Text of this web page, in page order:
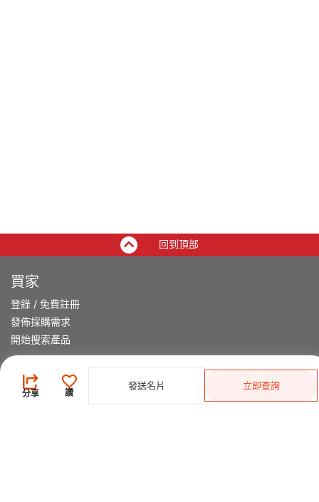
分享 讚
發送名片 立即查詢
回到頂部
買家
登錄 / 免費註冊
發佈採購需求
開始搜索產品
供應商
登錄/ 免費註冊